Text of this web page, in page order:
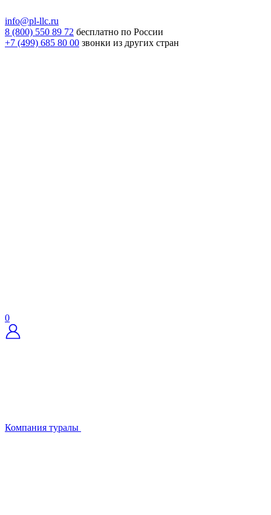
info@pl-llc.ru
8 (800) 550 89 72 бесплатно по России
+7 (499) 685 80 00 звонки из других стран
0
Компания туралы